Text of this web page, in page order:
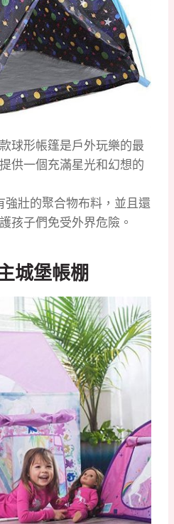
球形帳篷是戶外玩樂的最
供一個充滿星光和幻想的
強壯的聚合物布料，並且還
孩子們免受外界危險。
城堡帳棚